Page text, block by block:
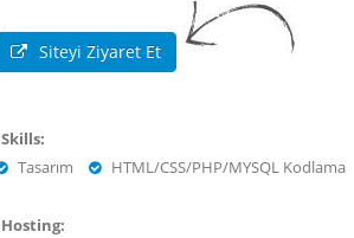
Siteyi Ziyaret Et
Skills:
Tasarım
HTML/CSS/PHP/MYSQL Kodlama
Hosting: